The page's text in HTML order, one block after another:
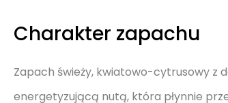
Charakter zapachu
Zapach świeży, kwiatowo-cytrusowy z
energetyzującą nutą, która płynnie